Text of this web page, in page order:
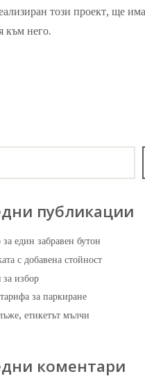
този проект, ще
към него.
публикации
един забравен бутон
с добавена стойност
избор
за паркиране
етикетът мълчи
коментари